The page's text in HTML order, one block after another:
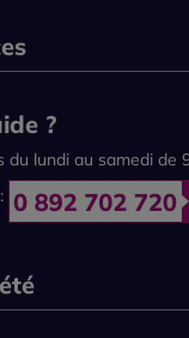
?
du lundi au samedi de